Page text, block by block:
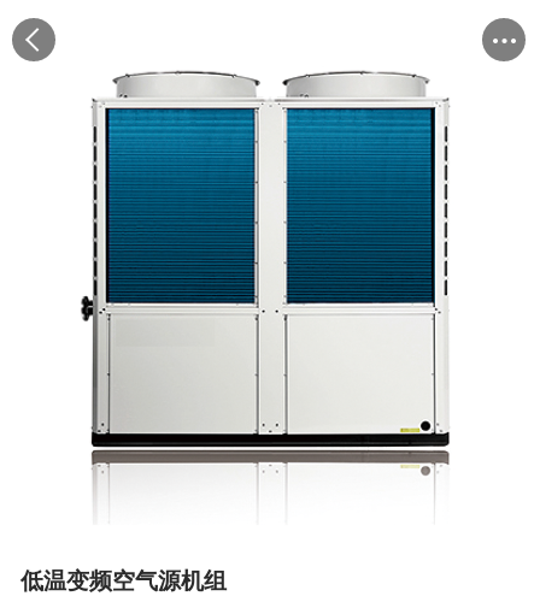
低温变频空气源机组